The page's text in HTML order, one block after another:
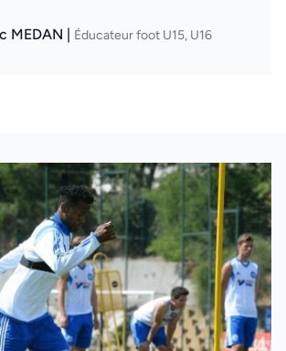
MEDAN | Éducateur foot U15, U16